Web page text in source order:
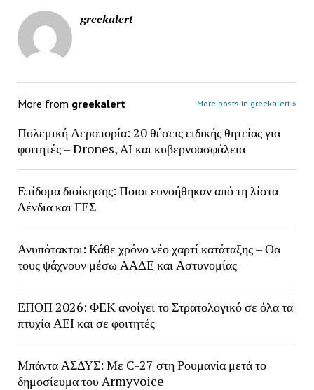
greekalert
More from greekalert More posts in greekalert »
Πολεμική Αεροπορία: 20 θέσεις ειδικής θητείας για
φοιτητές – Drones, AI και κυβερνοασφάλεια
Επίδομα διοίκησης: Ποιοι ευνοήθηκαν από τη λίστα
Δένδια και ΓΕΣ
Ανυπότακτοι: Κάθε χρόνο νέο χαρτί κατάταξης – Θα
τους ψάχνουν μέσω ΑΑΔΕ και Αστυνομίας
ΕΠΟΠ 2026: ΦΕΚ ανοίγει το Στρατολογικό σε όλα τα
πτυχία ΑΕΙ και σε φοιτητές
Μπάντα ΑΣΔΥΣ: Με C-27 στη Ρουμανία μετά το
δημοσίευμα του Armyvoice